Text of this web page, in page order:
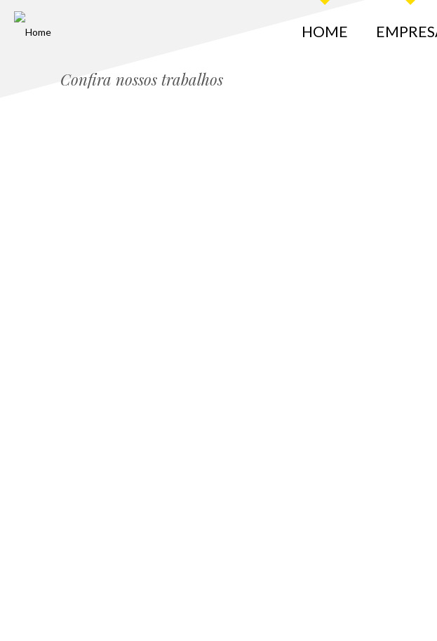
HOME
Confira nossos trabalhos